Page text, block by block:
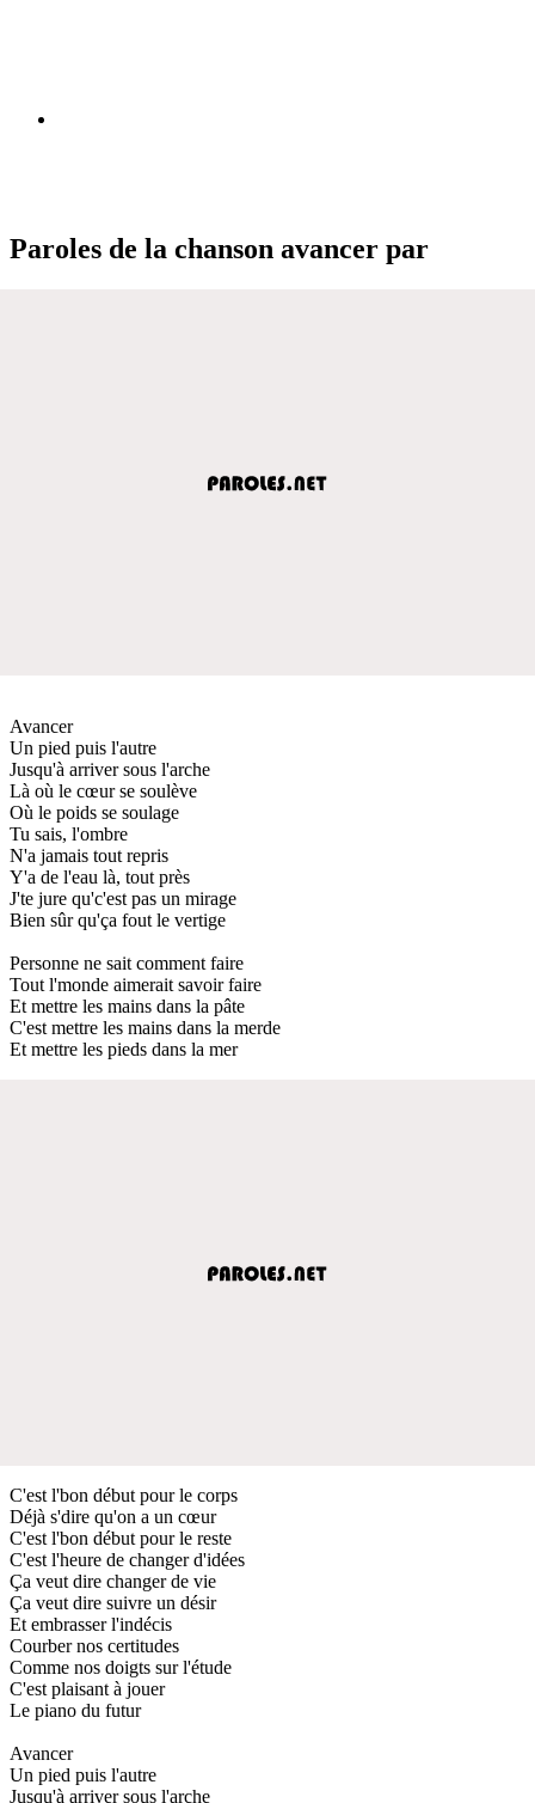
Paroles de la chanson avancer par
Avancer
Un pied puis l'autre
Jusqu'à arriver sous l'arche
Là où le cœur se soulève
Où le poids se soulage
Tu sais, l'ombre
N'a jamais tout repris
Y'a de l'eau là, tout près
J'te jure qu'c'est pas un mirage
Bien sûr qu'ça fout le vertige
Personne ne sait comment faire
Tout l'monde aimerait savoir faire
Et mettre les mains dans la pâte
C'est mettre les mains dans la merde
Et mettre les pieds dans la mer
C'est l'bon début pour le corps
Déjà s'dire qu'on a un cœur
C'est l'bon début pour le reste
C'est l'heure de changer d'idées
Ça veut dire changer de vie
Ça veut dire suivre un désir
Et embrasser l'indécis
Courber nos certitudes
Comme nos doigts sur l'étude
C'est plaisant à jouer
Le piano du futur
Avancer
Un pied puis l'autre
Jusqu'à arriver sous l'arche